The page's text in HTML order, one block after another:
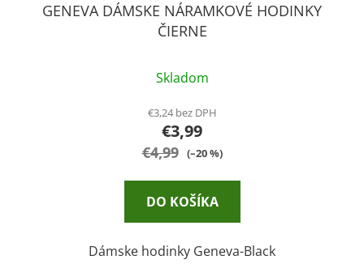
GENEVA DÁMSKE NÁRAMKOVÉ HODINKY
ČIERNE
Skladom
€3,24 bez DPH
€3,99
€4,99 (–20 %)
DO KOŠÍKA
Dámske hodinky Geneva-Black